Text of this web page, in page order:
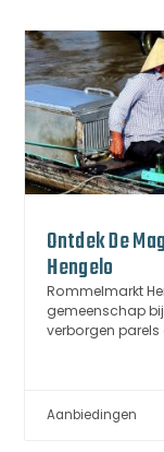
Ontdek De
Hengelo
Rommelmarkt
gemeenschap
verborgen parels
Aanbiedingen